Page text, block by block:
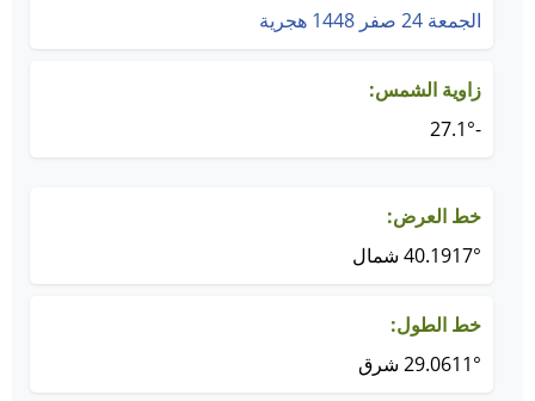
الجمعة 24 صفر 1448 هجرية
زاوية الشمس:
-27.1°
خط العرض:
40.1917° شمال
خط الطول:
29.0611° شرق